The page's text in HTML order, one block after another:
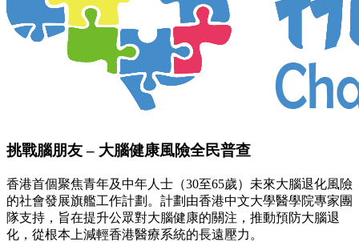
挑戰腦朋友 – 大腦健康風險全民普查
香港首個聚焦青年及中年人士（30至65歲）未來大腦退化風險
的社會發展旗艦工作計劃。計劃由香港中文大學醫學院專家團
隊支持，旨在提升公眾對大腦健康的關注，推動預防大腦退
化，從根本上減輕香港醫療系統的長遠壓力。